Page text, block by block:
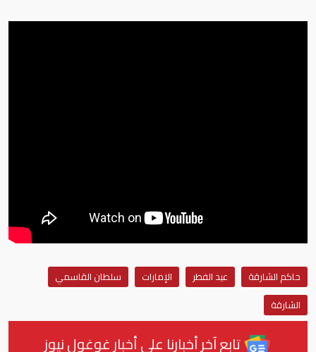
حاكم الشارقة عيد الفطر الإمارات
سلطان القاسمي
الشارقة
تابع آخر أخبارنا على أخبار غوغول نيوز